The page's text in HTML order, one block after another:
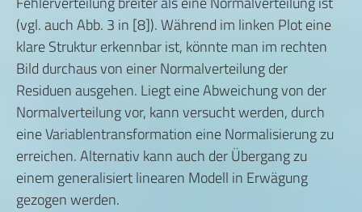
(vgl. auch Abb. 3 in [8]). Während im linken Plot eine
klare Struktur erkennbar ist, könnte man im rechten
Bild durchaus von einer Normalverteilung der
Residuen ausgehen. Liegt eine Abweichung von der
Normalverteilung vor, kann versucht werden, durch
eine Variablentransformation eine Normalisierung zu
erreichen. Alternativ kann auch der Übergang zu
einem generalisiert linearen Modell in Erwägung
gezogen werden.